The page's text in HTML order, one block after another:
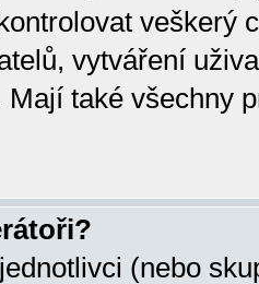
veškerý
vytváření
Mají také všechny
(nebo